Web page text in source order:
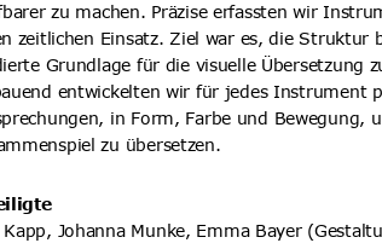
zu machen. Präzise erfassten wir
zeitlichen Einsatz. Ziel war es, die Struktur
Grundlage für die visuelle Übersetzung
entwickelten wir für jedes Instrument
in Form, Farbe und Bewegung,
zu übersetzen.
Kapp, Johanna Munke, Emma Bayer